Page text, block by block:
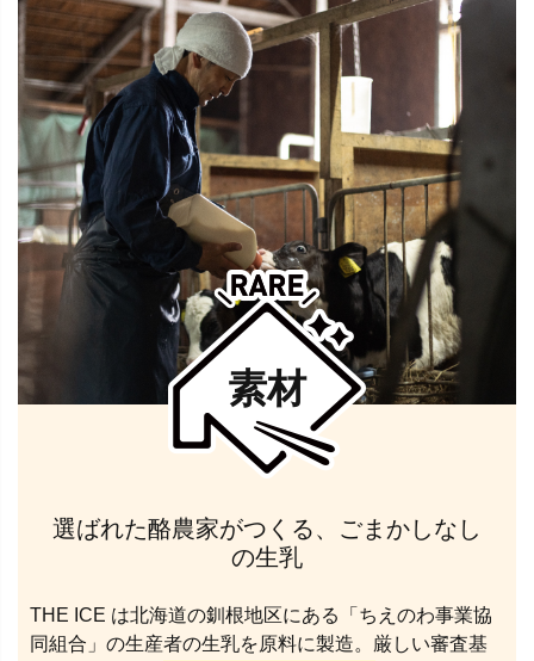
素材
選ばれた酪農家がつくる、ごまかしなし
の生乳
THE ICE は北海道の釧根地区にある「ちえのわ事業協
同組合」の生産者の生乳を原料に製造。厳しい審査基